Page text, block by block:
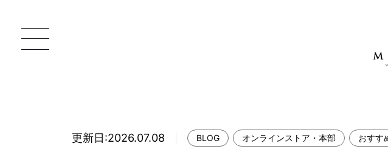
更新日:2026.07.08 BLOG オンラインストア・本部 おすす